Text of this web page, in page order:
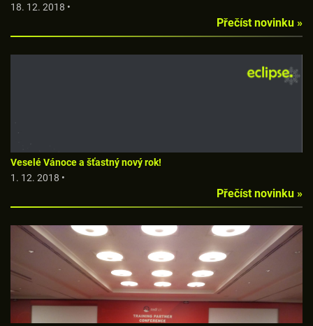
18. 12. 2018 •
Přečíst novinku »
Veselé Vánoce a šťastný nový rok!
1. 12. 2018 •
Přečíst novinku »